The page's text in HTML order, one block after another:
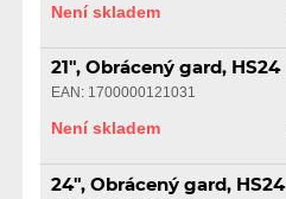
Není skladem
21", Obrácený gard, HS24
EAN: 1700000121031
Není skladem
24", Obrácený gard, HS24